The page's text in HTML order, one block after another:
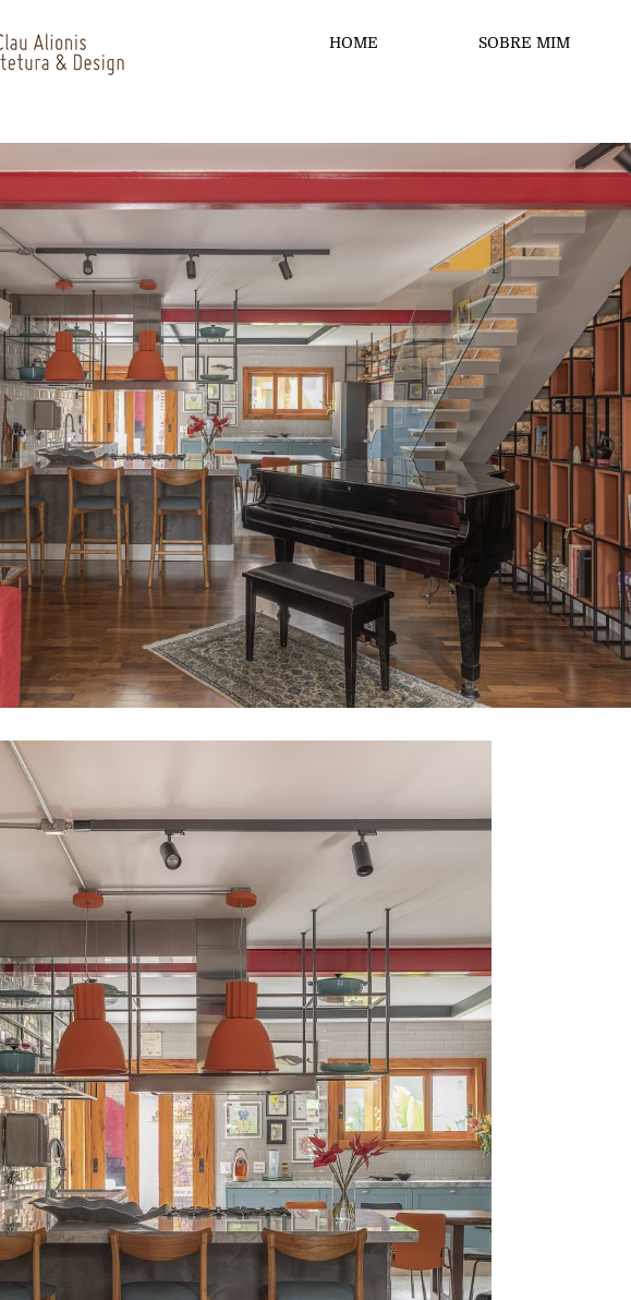
HOME SOBRE MIM